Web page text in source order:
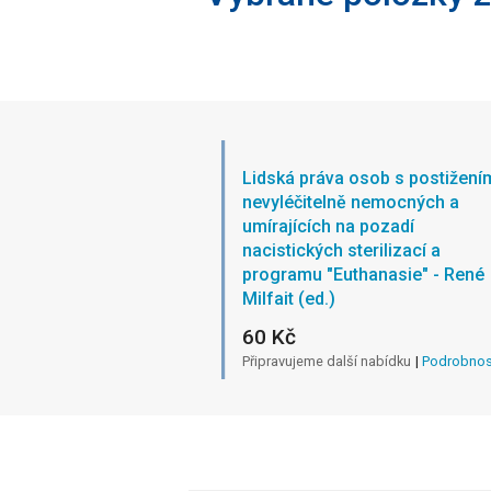
Lidská práva osob s
nevyléčitelně nemocných a
umírajících na pozadí
nacistických sterilizací a
programu "Euthanasie" - René
Milfait (ed.)
60 Kč
Připravujeme další nabídku |